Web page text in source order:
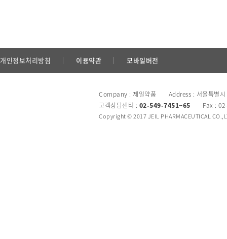
개인정보처리방침 이용약관 모바일버전
Company : 제일약품 Address : 서울특별시
고객상담센터 : 02-549-7451~65 Fax :
Copyright © 2017 JEIL PHARMACEUTICAL